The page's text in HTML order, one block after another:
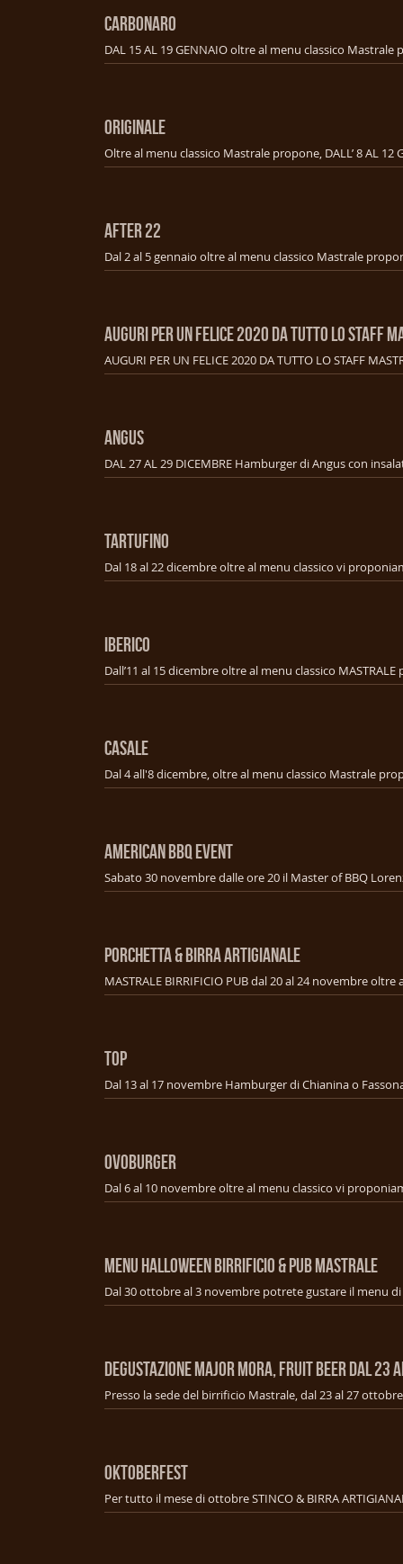
CARBONARO
ORIGINALE
AFTER 22
AUGURI PER UN FELICE 2020 DA TUTTO LO STAFF
AUGURI PER UN FELICE 2020 DA TUTTO LO STAFF
ANGUS
TARTUFINO
IBERICO
CASALE
american bbq event
PORCHETTA & BIRRA ARTIGIANALE
TOP
OVOBURGER
Menu Halloween Birrificio & Pub Mastrale
Degustazione Major mora, fruit beer dal 23
OKTOBERFEST
Per tutto il mese di ottobre STINCO & BIRRA